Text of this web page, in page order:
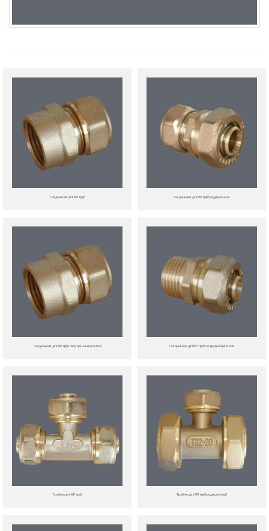
Соединение для МП труб Соединение для МП труб редукционное
Соединение для МП труб с внутренней резьбой Соединение для МП труб с наружной резьбой
Тройник для МП труб Тройник для МП труб редукционный